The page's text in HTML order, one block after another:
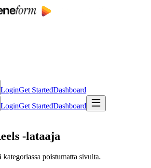
LoginGet StartedDashboard
LoginGet StartedDashboard
-lataaja
kategoriassa poistumatta sivulta.